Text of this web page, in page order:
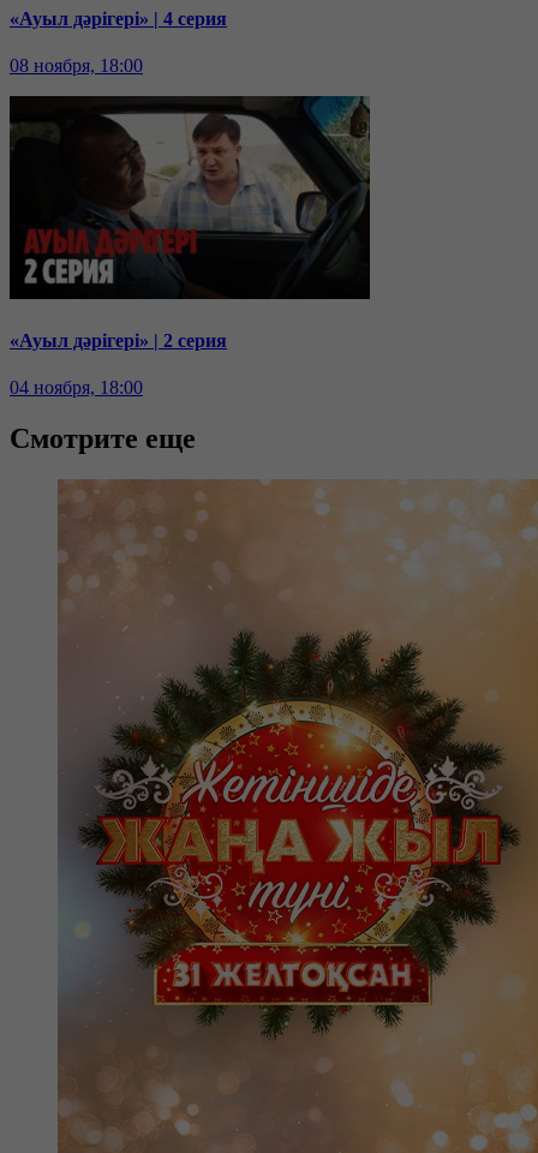
«Ауыл дәрігері» | 4 серия
08 ноября, 18:00
«Ауыл дәрігері» | 2 серия
04 ноября, 18:00
Смотрите еще